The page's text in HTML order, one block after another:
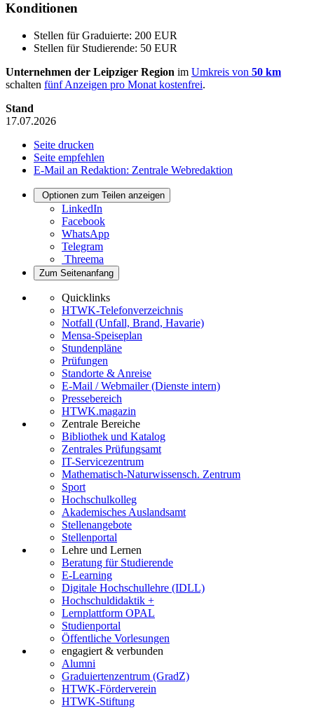
Konditionen
Stellen für Graduierte: 200 EUR
Stellen für Studierende: 50 EUR
Unternehmen der Leipziger Region im Umkreis von 50 km
schalten fünf Anzeigen pro Monat kostenfrei.
Stand
17.07.2026
Seite drucken
Seite empfehlen
E-Mail an Redaktion: Zentrale Webredaktion
Optionen zum Teilen anzeigen
LinkedIn
Facebook
WhatsApp
Telegram
Threema
Zum Seitenanfang
Quicklinks
HTWK-Telefonverzeichnis
Notfall (Unfall, Brand, Havarie)
Mensa-Speiseplan
Stundenpläne
Prüfungen
Standorte & Anreise
E-Mail / Webmailer (Dienste intern)
Pressebereich
HTWK.magazin
Zentrale Bereiche
Bibliothek und Katalog
Zentrales Prüfungsamt
IT-Servicezentrum
Mathematisch-Naturwissensch. Zentrum
Sport
Hochschulkolleg
Akademisches Auslandsamt
Stellenangebote
Stellenportal
Lehre und Lernen
Beratung für Studierende
E-Learning
Digitale Hochschullehre (IDLL)
Hochschuldidaktik +
Lernplattform OPAL
Studienportal
Öffentliche Vorlesungen
engagiert & verbunden
Alumni
Graduiertenzentrum (GradZ)
HTWK-Förderverein
HTWK-Stiftung